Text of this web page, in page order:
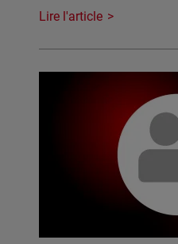
Lire l'article